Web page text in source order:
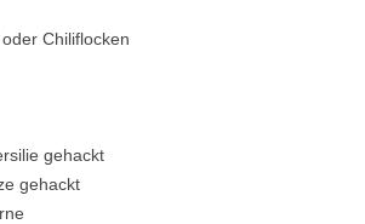
Chiliflocken
gehackt
gehackt